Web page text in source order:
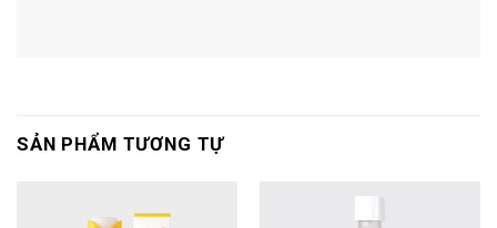
SẢN PHẨM TƯƠNG TỰ